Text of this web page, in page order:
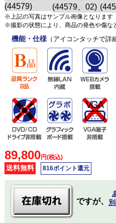
※上記の写真はサンプル画像となります
※撮影の状態により、商品の発色や傷な
機能・仕様（アイコンタッチで詳
89,800円(税込)
送料無料 816ポイント還元
ですが、